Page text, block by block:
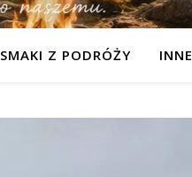
SMAKI Z PODRÓŻY INNE